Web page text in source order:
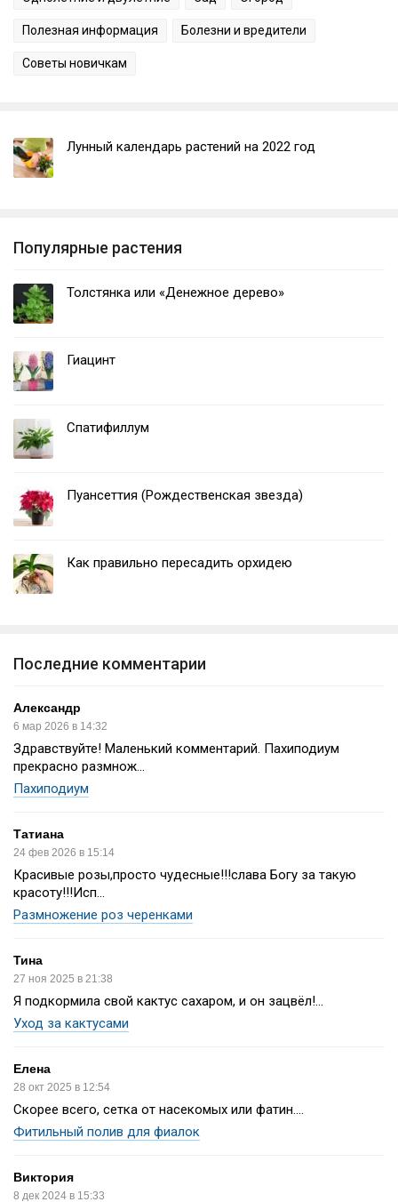
Полезная информация Болезни и вредители
Советы новичкам
Лунный календарь растений на 2022 год
Популярные растения
Толстянка или «Денежное дерево»
Гиацинт
Спатифиллум
Пуансеттия (Рождественская звезда)
Как правильно пересадить орхидею
Последние комментарии
Александр
6 мар 2026 в 14:32
Здравствуйте! Маленький комментарий. Пахиподиум
прекрасно размнож...
Пахиподиум
Татиана
24 фев 2026 в 15:14
Красивые розы,просто чудесные!!!слава Богу за такую
красоту!!!Исп...
Размножение роз черенками
Тина
27 ноя 2025 в 21:38
Я подкормила свой кактус сахаром, и он зацвёл!...
Уход за кактусами
Елена
28 окт 2025 в 12:54
Скорее всего, сетка от насекомых или фатин....
Фитильный полив для фиалок
Виктория
8 дек 2024 в 15:33